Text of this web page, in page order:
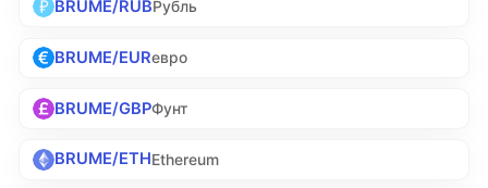
BRUME/RUBРубль
BRUME/EURевро
BRUME/GBPФунт
BRUME/ETHEthereum